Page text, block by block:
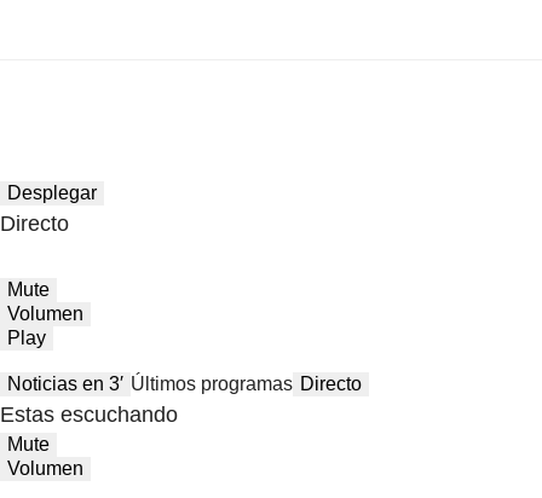
Desplegar
Directo
Mute
Volumen
Play
Noticias en 3′ Últimos programas Directo
Estas escuchando
Mute
Volumen